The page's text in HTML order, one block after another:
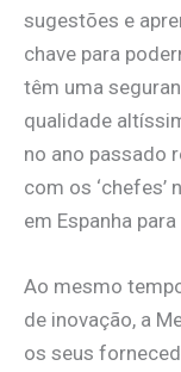
sugestões e
chave para
têm uma
qualidade
no ano passado
com os
em Espanha
Ao mesmo
de inovação, a
os seus